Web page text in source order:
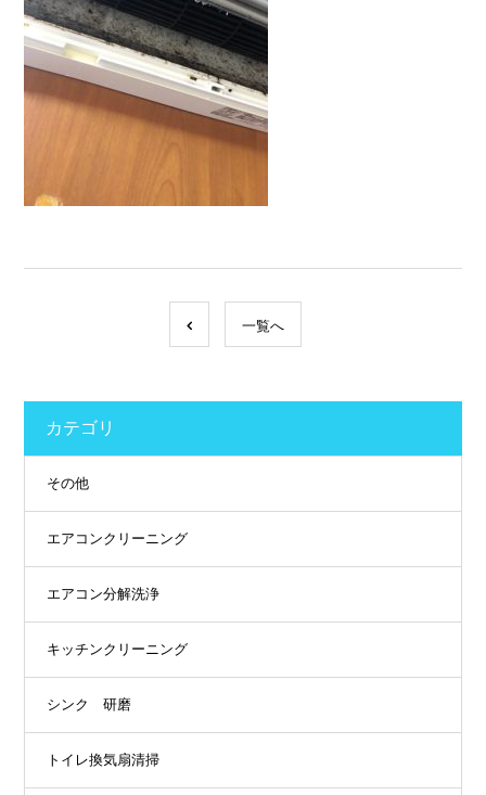
一覧へ
カテゴリ
その他
エアコンクリーニング
エアコン分解洗浄
キッチンクリーニング
シンク 研磨
トイレ換気扇清掃